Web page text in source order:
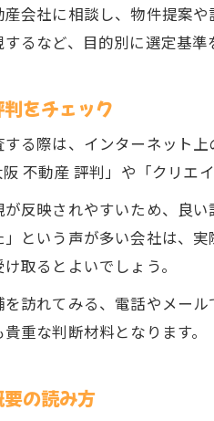
会社に相談し、物件提案
るなど、目的別に選定基準
をチェック
る際は、インターネット
不動産 評判」や「クリエ
反映されやすいため、良
という声が多い会社は、
取るとよいでしょう。
訪れてみる、電話やメー
重な判断材料となります。
の読み方